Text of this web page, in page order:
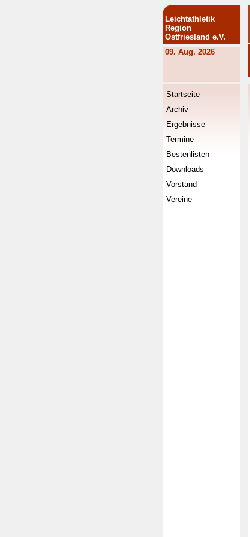
Leichtathletik
Region
Ostfriesland e.V.
09. Aug. 2026
Startseite
Archiv
Ergebnisse
Termine
Bestenlisten
Downloads
Vorstand
Vereine